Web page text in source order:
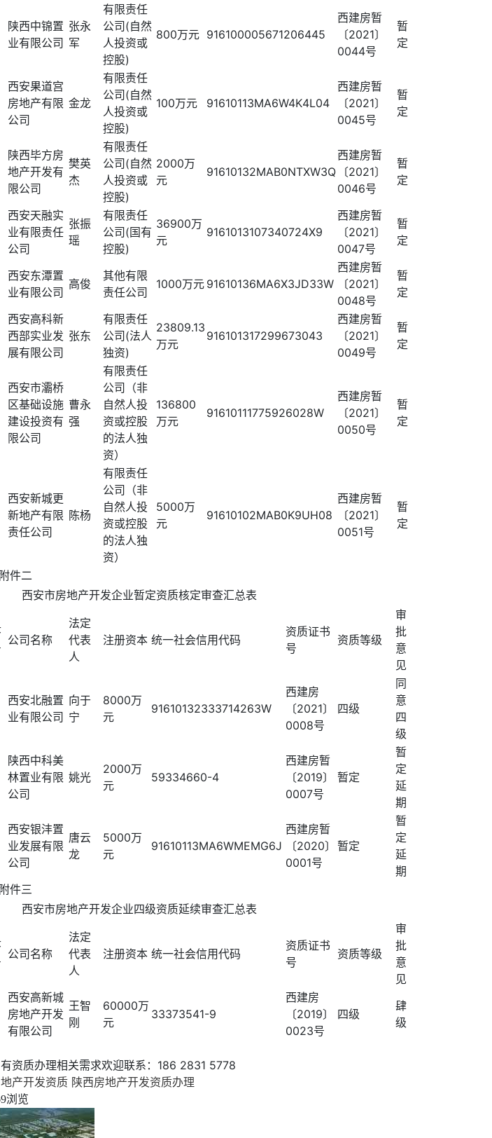
陕西中锦置
业有限公司
张永
军
有限责任
公司(自然
人投资或
控股)
800万元 916100005671206445
西建房暂
〔2021〕
0044号
暂
定
西安果道宫
房地产有限
公司
金龙
有限责任
公司(自然
人投资或
控股)
100万元 91610113MA6W4K4L04
西建房暂
〔2021〕
0045号
暂
定
陕西毕方房
地产开发有
限公司
樊英
杰
有限责任
公司(自然
人投资或
控股)
2000万
元
91610132MAB0NTXW3Q
西建房暂
〔2021〕
0046号
暂
定
西安天融实
业有限责任
公司
张振
瑶
有限责任
公司(国有
控股)
36900万
元
9161013107340724X9
西建房暂
〔2021〕
0047号
暂
定
西安东潭置
业有限公司
高俊
其他有限
责任公司
1000万元 91610136MA6X3JD33W
西建房暂
〔2021〕
0048号
暂
定
西安高科新
西部实业发
展有限公司
张东
有限责任
公司(法人
独资)
23809.13
万元
916101317299673043
西建房暂
〔2021〕
0049号
暂
定
西安市灞桥
区基础设施
建设投资有
限公司
曹永
强
有限责任
公司（非
自然人投
资或控股
的法人独
资）
136800
万元
91610111775926028W
西建房暂
〔2021〕
0050号
暂
定
西安新城更
新地产有限
责任公司
陈杨
有限责任
公司（非
自然人投
资或控股
的法人独
资）
5000万
元
91610102MAB0K9UH08
西建房暂
〔2021〕
0051号
暂
定
件二
西安市房地产开发企业暂定资质核定审查汇总表
公司名称
法定
代表
人
注册资本 统一社会信用代码
资质证书
号
资质等级
审
批
意
见
西安北融置
业有限公司
向于
宁
8000万
元
91610132333714263W
西建房
〔2021〕
0008号
四级
同
意
四
级
陕西中科美
林置业有限
公司
姚光
2000万
元
59334660-4
西建房暂
〔2019〕
0007号
暂定
暂
定
延
期
西安银沣置
业发展有限
公司
唐云
龙
5000万
元
91610113MA6WMEMG6J
西建房暂
〔2020〕
0001号
暂定
暂
定
延
期
件三
西安市房地产开发企业四级资质延续审查汇总表
公司名称
法定
代表
人
注册资本 统一社会信用代码
资质证书
号
资质等级
审
批
意
见
西安高新城
房地产开发
有限公司
王智
刚
60000万
元
33373541-9
西建房
〔2019〕
0023号
四级
肆
级
资质办理相关需求欢迎联系：186 2831 5778
产开发资质 陕西房地产开发资质办理
浏览